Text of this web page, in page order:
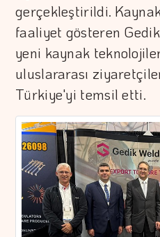
gerçekleştirildi.
faaliyet gösteren
yeni kaynak
uluslararası
Türkiye'yi temsil etti.